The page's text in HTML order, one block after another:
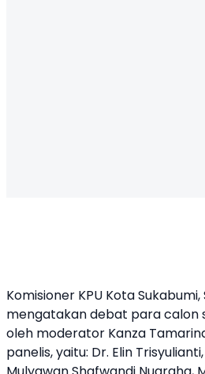
Komisioner KPU Kota Sukabumi,
mengatakan debat para calon
oleh moderator Kanza
panelis, yaitu: Dr. Elin Trisyulianti,